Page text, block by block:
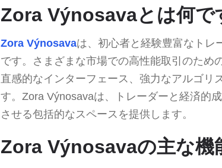
Zora Výnosavaとは何で
Zora Výnosavaは、初心者と経験豊富なトレ
です。さまざまな市場での高性能取引のため
直感的なインターフェース、強力なアルゴリ
す。Zora Výnosavaは、トレーダーと経済的
させる包括的なスペースを提供します。
Zora Výnosavaの主な機